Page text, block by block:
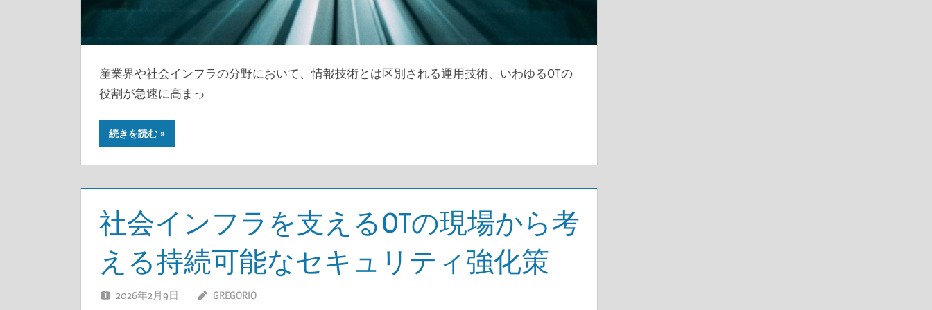
産業界や社会インフラの分野において、情報技術とは区別される運用技術、いわゆるOTの
役割が急速に高まっ
続きを読む
社会インフラを支えるOTの現場から考
える持続可能なセキュリティ強化策
2026年2月9日 GREGORIO